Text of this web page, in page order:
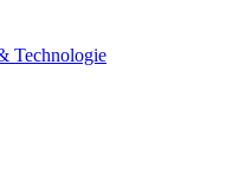
Technologie